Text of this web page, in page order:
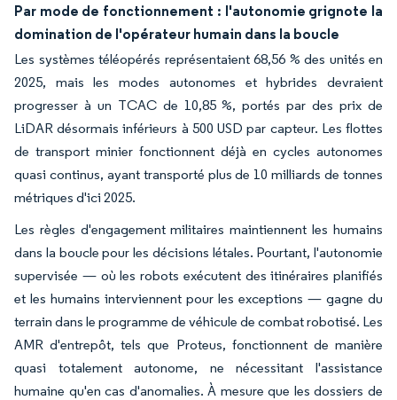
Par mode de fonctionnement : l'autonomie grignote la
domination de l'opérateur humain dans la boucle
Les systèmes téléopérés représentaient 68,56 % des unités en
2025, mais les modes autonomes et hybrides devraient
progresser à un TCAC de 10,85 %, portés par des prix de
LiDAR désormais inférieurs à 500 USD par capteur. Les flottes
de transport minier fonctionnent déjà en cycles autonomes
quasi continus, ayant transporté plus de 10 milliards de tonnes
métriques d'ici 2025.
Les règles d'engagement militaires maintiennent les humains
dans la boucle pour les décisions létales. Pourtant, l'autonomie
supervisée — où les robots exécutent des itinéraires planifiés
et les humains interviennent pour les exceptions — gagne du
terrain dans le programme de véhicule de combat robotisé. Les
AMR d'entrepôt, tels que Proteus, fonctionnent de manière
quasi totalement autonome, ne nécessitant l'assistance
humaine qu'en cas d'anomalies. À mesure que les dossiers de